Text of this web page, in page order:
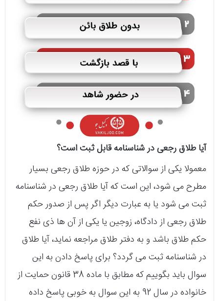
آیا طلاق رجعی در شناسنامه قابل ثبت است؟
معمولا یکی از سوالاتی که در حوزه‌ طلاق رجعی بسیار
مطرح می‌ شود، این است که آیا طلاق رجعی در شناسنامه
ثبت می‌ شود یا به عبارت دیگر اگر پس از صدور حکم
طلاق رجعی از دادگاه، زوجین یا یکی از آن‌ ها ذی نفع
حکم طلاق باشد و به دفتر طلاق مراجعه نماید، آیا طلاق
در شناسنامه ثبت می‌ گردد؟ برای پاسخ دادن به این
سوال باید بگوییم که مطابق با ماده‌ 38 قانون حمایت از
خانواده در سال 92 به این سوال به خوبی پاسخ داده